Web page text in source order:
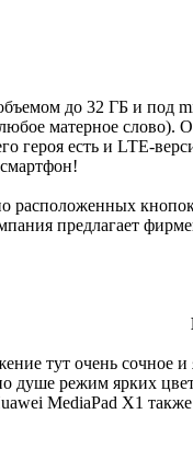
до 32 ГБ и под
матерное
героя есть и LTE-
предлагает
тут очень сочное
душе режим ярких
MediaPad X1